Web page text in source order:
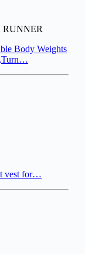
RUNNER
Body Weights
vest for…